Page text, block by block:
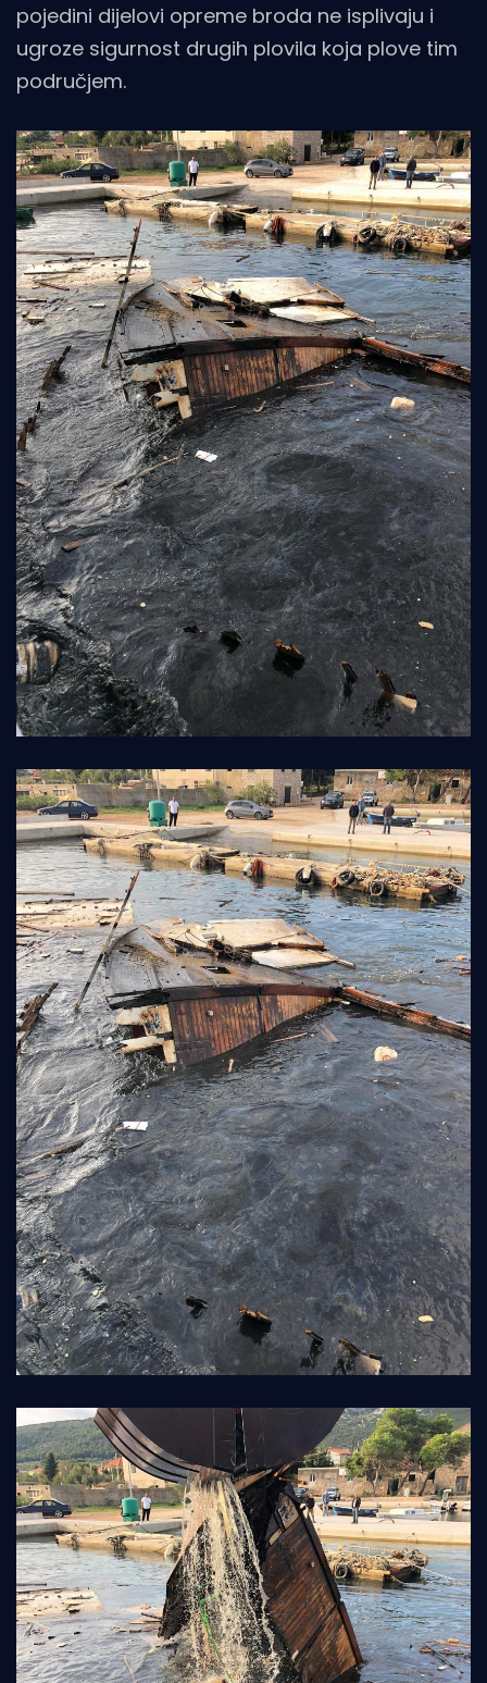
pojedini dijelovi opreme broda ne isplivaju i
ugroze sigurnost drugih plovila koja plove tim
područjem.